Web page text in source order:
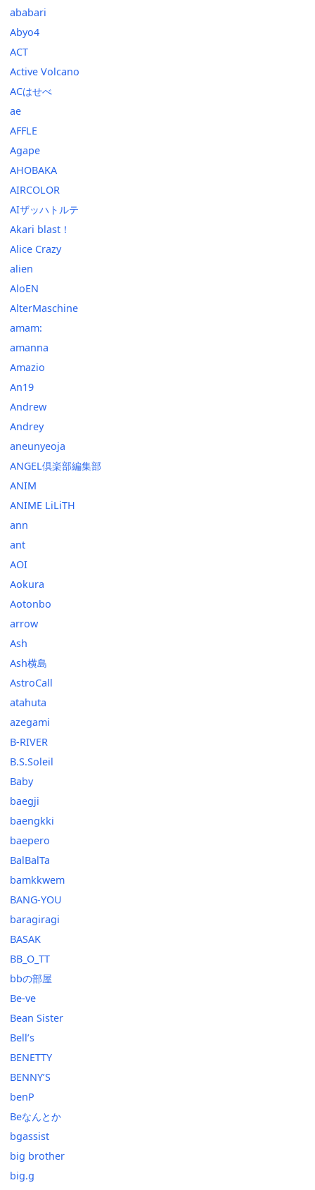
ababari
Abyo4
ACT
Active Volcano
ACはせべ
ae
AFFLE
Agape
AHOBAKA
AIRCOLOR
AIザッハトルテ
Akari blast！
Alice Crazy
alien
AloEN
AlterMaschine
amam:
amanna
Amazio
An19
Andrew
Andrey
aneunyeoja
ANGEL倶楽部編集部
ANIM
ANIME LiLiTH
ann
ant
AOI
Aokura
Aotonbo
arrow
Ash
Ash横島
AstroCall
atahuta
azegami
B-RIVER
B.S.Soleil
Baby
baegji
baengkki
baepero
BalBalTa
bamkkwem
BANG-YOU
baragiragi
BASAK
BB_O_TT
bbの部屋
Be-ve
Bean Sister
Bell’s
BENETTY
BENNY’S
benP
Beなんとか
bgassist
big brother
big.g